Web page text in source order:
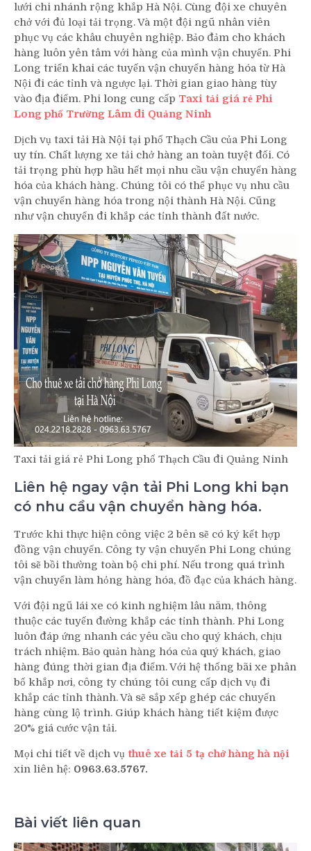
lưới chi nhánh rộng khắp Hà Nội. Cùng đội xe chuyên
chở với đủ loại tải trọng. Và một đội ngũ nhân viên
phục vụ các khâu chuyên nghiệp. Bảo đảm cho khách
hàng luôn yên tâm với hàng của mình vận chuyển. Phi
Long triển khai các tuyến vận chuyển hàng hóa từ Hà
Nội đi các tỉnh và ngược lại. Thời gian giao hàng tùy
vào địa điểm. Phi long cung cấp Taxi tải giá rẻ Phi
Long phố Trường Lâm đi Quảng Ninh
Dịch vụ taxi tải Hà Nội tại phố Thạch Cầu của Phi Long
uy tín. Chất lượng xe tải chở hàng an toàn tuyệt đối. Có
tải trọng phù hợp hầu hết mọi nhu cầu vận chuyển hàng
hóa của khách hàng. Chúng tôi có thể phục vụ nhu cầu
vận chuyển hàng hóa trong nội thành Hà Nội. Cũng
như vận chuyển đi khắp các tỉnh thành đất nước.
Taxi tải giá rẻ Phi Long phố Thạch Cầu đi Quảng Ninh
Liên hệ ngay vận tải Phi Long khi bạn
có nhu cầu vận chuyển hàng hóa.
Trước khi thực hiện công việc 2 bên sẽ có ký kết hợp
đồng vận chuyển. Công ty vận chuyển Phi Long chúng
tôi sẽ bồi thường toàn bộ chi phí. Nếu trong quá trình
vận chuyển làm hỏng hàng hóa, đồ đạc của khách hàng.
Với đội ngũ lái xe có kinh nghiệm lâu năm, thông
thuộc các tuyến đường khắp các tỉnh thành. Phi Long
luôn đáp ứng nhanh các yêu cầu cho quý khách, chịu
trách nhiệm. Bảo quản hàng hóa của quý khách, giao
hàng đúng thời gian địa điểm. Với hệ thống bãi xe phân
bố khắp nơi, công ty chúng tôi cung cấp dịch vụ đi
khắp các tỉnh thành. Và sẽ sắp xếp ghép các chuyến
hàng cùng lộ trình. Giúp khách hàng tiết kiệm được
20% giá cước vận tải.
Mọi chi tiết về dịch vụ thuê xe tải 5 tạ chở hàng hà nội
xin liên hệ: 0963.63.5767.
Bài viết liên quan